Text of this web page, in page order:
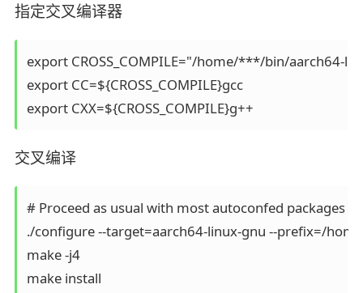
指定交叉编译器
export CROSS_COMPILE="/home/***/bin/aarch64-
export CC=${CROSS_COMPILE}gcc
export CXX=${CROSS_COMPILE}g++
交叉编译
# Proceed as usual with most autoconfed packages
./configure --target=aarch64-linux-gnu --prefix=/
make -j4
make install